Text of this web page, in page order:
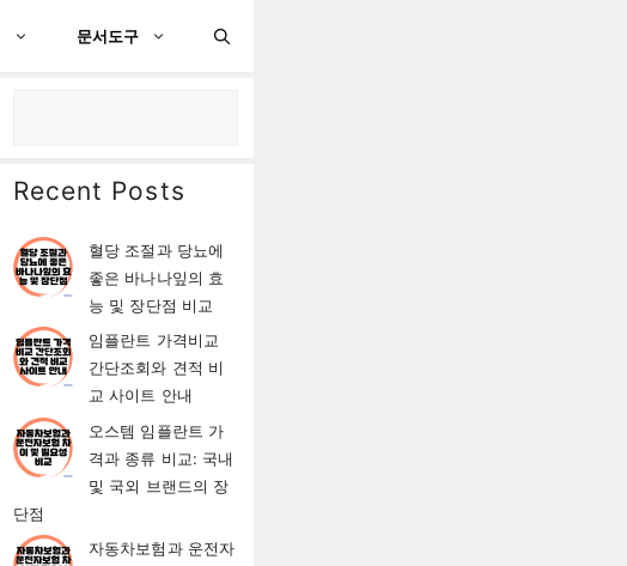
문서도구
Recent Posts
혈당 조절과 당뇨에
좋은 바나나잎의 효
능 및 장단점 비교
임플란트 가격비교
간단조회와 견적 비
교 사이트 안내
오스템 임플란트 가
격과 종류 비교: 국내
및 국외 브랜드의 장
단점
자동차보험과 운전자